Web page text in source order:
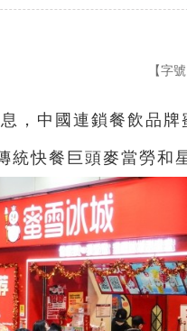
【字號
，中國連鎖餐飲品牌
快餐巨頭麥當勞和